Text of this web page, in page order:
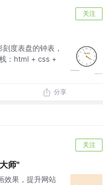
关注
度表盘的钟表，
：html + css +
分享
关注
师"
效果，提升网站